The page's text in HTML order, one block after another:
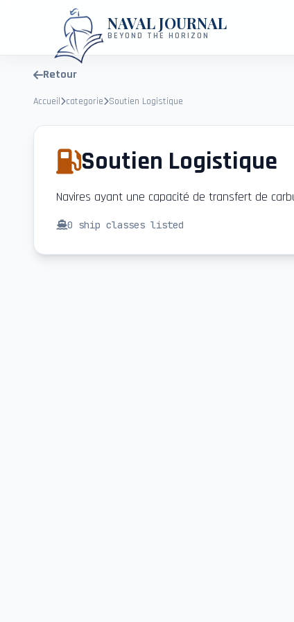
NAVAL JOURNAL
BEYOND THE HORIZON
Retour
Accueil categorie Soutien Logistique
Soutien Logistique
Navires ayant une capacité de transfert de
0 ship classes listed